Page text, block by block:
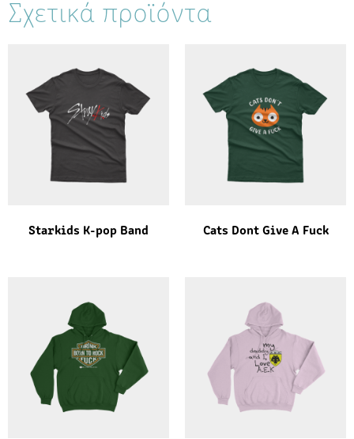
Σχετικά προϊόντα
Starkids K-pop Band Cats Dont Give A Fuck